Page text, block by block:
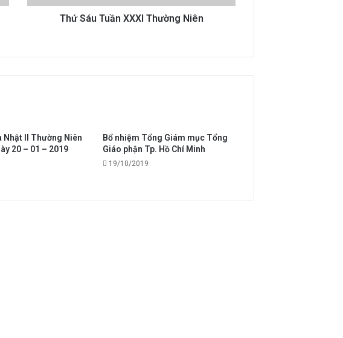
ỦY BAN PHỤNG TỰ THÔNG BÁO VỀ
VIỆC CỬ HÀNH LỄ TRO NĂM 2026
Thứ Sáu Tuần XXXI Thường Niên
Nhật II Thường Niên
20 – 01 – 2019
Bổ nhiệm Tổng Giám mục Tổng
Giáo phận Tp. Hồ Chí Minh
19/10/2019